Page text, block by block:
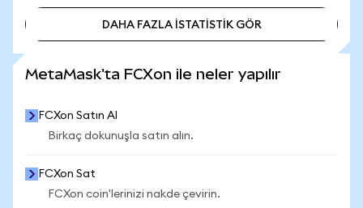
DAHA FAZLA İSTATİSTİK GÖR
MetaMask'ta FCXon ile neler yapılır
FCXon Satın Al
Birkaç dokunuşla satın alın.
FCXon Sat
FCXon coin'lerinizi nakde çevirin.